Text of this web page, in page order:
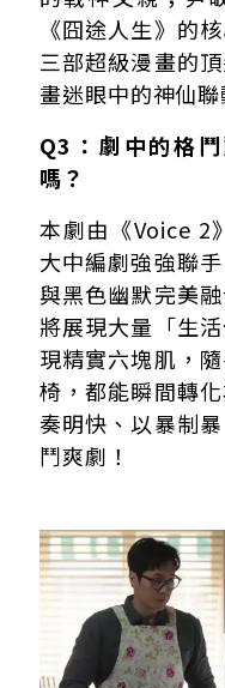
《囧途人生》的
三部超級漫畫的
畫迷眼中的神仙聯
Q3：劇中的格
嗎？
本劇由《Voice 2
大中編劇強強聯
與黑色幽默完美
將展現大量「生
現精實六塊肌，
椅，都能瞬間轉
奏明快、以暴制
鬥爽劇！